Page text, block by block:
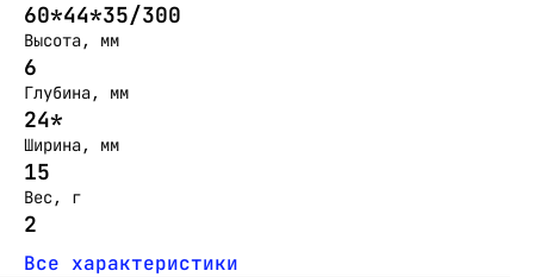
60*44*35/300
Высота, мм
6
Глубина, мм
24*
Ширина, мм
15
Вес, г
2
Все характеристики